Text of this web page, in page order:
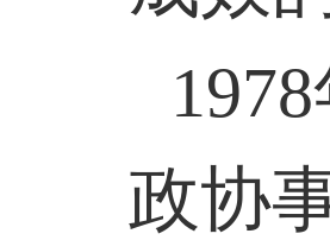
1978
政协